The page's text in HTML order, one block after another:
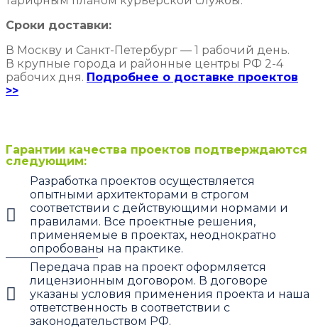
Сроки доставки:
В Москву и Санкт-Петербург — 1 рабочий день.
В крупные города и районные центры РФ 2-4
рабочих дня. Подробнее о доставке проектов
>>
Гарантии качества проектов подтверждаются
следующим:
Разработка проектов осуществляется
опытными архитекторами в строгом
соответствии с действующими нормами и
правилами. Все проектные решения,
применяемые в проектах, неоднократно
опробованы на практике.
Передача прав на проект оформляется
лицензионным договором. В договоре
указаны условия применения проекта и наша
ответственность в соответствии с
законодательством РФ.